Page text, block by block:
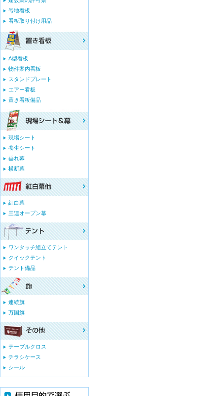
号地看板
看板取り付け用品
A型看板
物件案内看板
スタンドプレート
エアー看板
置き看板備品
現場シート
養生シート
垂れ幕
横断幕
紅白幕
三連オープン幕
ワンタッチ組立てテント
クイックテント
テント備品
連続旗
万国旗
テーブルクロス
チラシケース
シール